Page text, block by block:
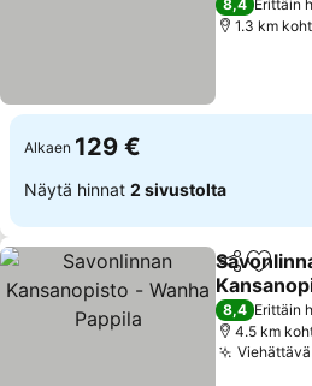
8,4 Erittäin
1.3 km
Alkaen 129 €
Näytä hinnat 2 sivustolta
Jaa Lisää
Pappila
8,4 Erittäin
4.5 km